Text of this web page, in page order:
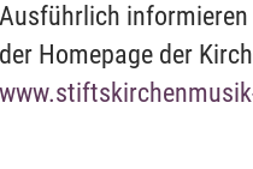
Ausführlich
der Homepage der